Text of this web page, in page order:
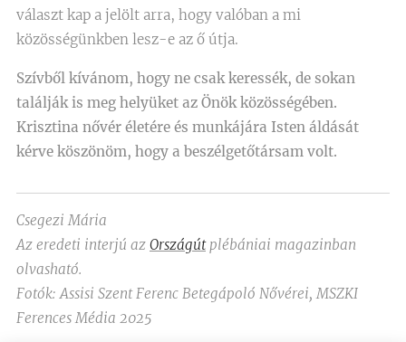
választ kap a jelölt arra, hogy valóban a mi
közösségünkben lesz-e az ő útja.
Szívből kívánom, hogy ne csak keressék, de sokan
találják is meg helyüket az Önök közösségében.
Krisztina nővér életére és munkájára Isten áldását
kérve köszönöm, hogy a beszélgetőtársam volt.
Csegezi Mária
Az eredeti interjú az Országútplébániai magazinban
olvasható.
Fotók: Assisi Szent Ferenc Betegápoló Nővérei, MSZKI
Ferences Média 2025